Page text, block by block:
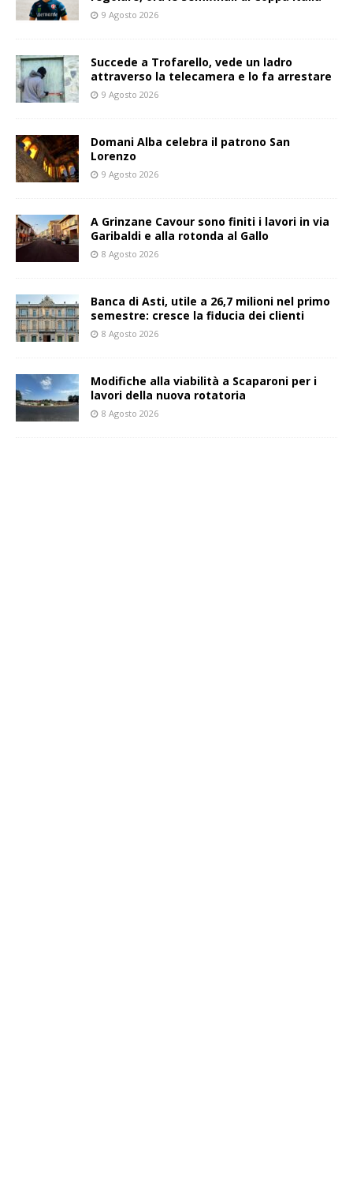
9 Agosto 2026
Succede a Trofarello, vede un ladro
attraverso la telecamera e lo fa arrestare
9 Agosto 2026
Domani Alba celebra il patrono San
Lorenzo
9 Agosto 2026
A Grinzane Cavour sono finiti i lavori in via
Garibaldi e alla rotonda al Gallo
8 Agosto 2026
Banca di Asti, utile a 26,7 milioni nel primo
semestre: cresce la fiducia dei clienti
8 Agosto 2026
Modifiche alla viabilità a Scaparoni per i
lavori della nuova rotatoria
8 Agosto 2026